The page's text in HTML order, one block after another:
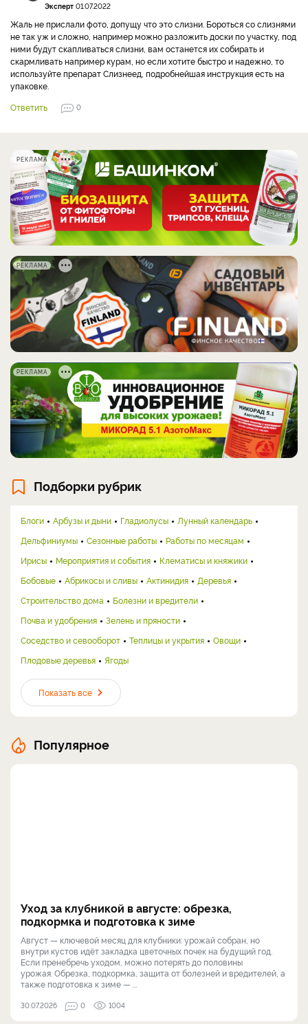
Эксперт 01.07.2022
Жаль не прислали фото, допущу что это слизни. Бороться со слизнями
не так уж и сложно, например можно разложить доски по участку, под
ними будут скапливаться слизни, вам останется их собирать и
скармливать например курам, но если хотите быстро и надежно, то
используйте препарат Слизнеед, подробнейшая инструкция есть на
упаковке.
Ответить
0
РЕКЛАМА
РЕКЛАМА
РЕКЛАМА
Подборки рубрик
Блоги Арбузы и дыни Гладиолусы
Лунный календарь
Дельфиниумы
Сезонные работы
Работы по месяцам
Ирисы
Мероприятия и события
Клематисы и княжики
Бобовые
Абрикосы и сливы Актинидия
Деревья
Строительство дома
Болезни и вредители
Почва и удобрения
Зелень и пряности
Соседство и севооборот
Теплицы и укрытия
Овощи
Плодовые деревья
Ягоды
Показать все
Популярное
Уход за клубникой в августе: обрезка,
подкормка и подготовка к зиме
Август — ключевой месяц для клубники: урожай собран, но
внутри кустов идёт закладка цветочных почек на будущий год.
Если пренебречь уходом, можно потерять до половины
урожая. Обрезка, подкормка, защита от болезней и вредителей, а
также подготовка к зиме — ...
30.07.2026 0 1004